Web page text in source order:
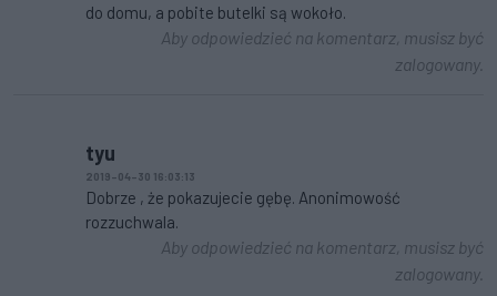
do domu, a pobite butelki są wokoło.
Aby odpowiedzieć na komentarz, musisz być
zalogowany.
tyu
2019-04-30 16:03:13
Dobrze , że pokazujecie gębę. Anonimowość
rozzuchwala.
Aby odpowiedzieć na komentarz, musisz być
zalogowany.